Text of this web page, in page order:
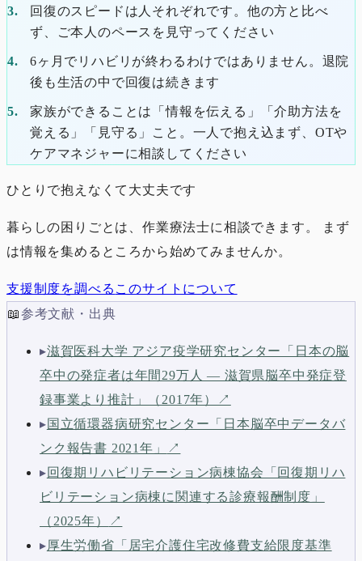
回復のスピードは人それぞれです。他の方と比べ
ず、ご本人のペースを見守ってください
6ヶ月でリハビリが終わるわけではありません。退院
後も生活の中で回復は続きます
家族ができることは「情報を伝える」「介助方法を
覚える」「見守る」こと。一人で抱え込まず、OTや
ケアマネジャーに相談してください
ひとりで抱えなくて大丈夫です
暮らしの困りごとは、作業療法士に相談できます。 まず
は情報を集めるところから始めてみませんか。
支援制度を調べる このサイトについて
📖参考文献・出典
▸滋賀医科大学 アジア疫学研究センター「日本の脳
卒中の発症者は年間29万人 ― 滋賀県脳卒中発症登
録事業より推計」（2017年）
↗
▸国立循環器病研究センター「日本脳卒中データバ
ンク報告書 2021年」
↗
▸回復期リハビリテーション病棟協会「回復期リハ
ビリテーション病棟に関連する診療報酬制度」
（2025年）
↗
▸厚生労働省「居宅介護住宅改修費支給限度基準